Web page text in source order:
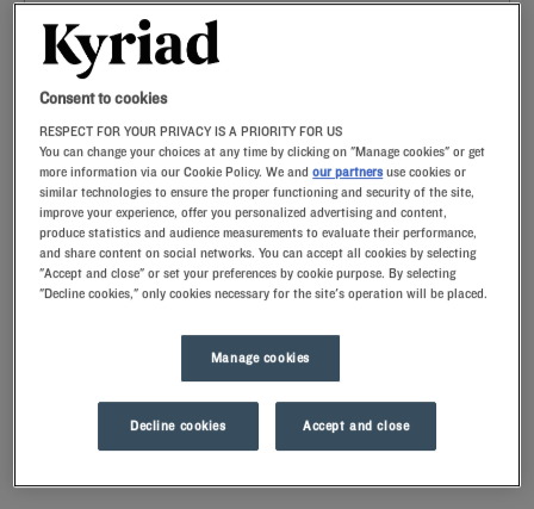
Navigate forward to interact with the calendar and select a date. Press
Navigate backward to interact with
ZNAJDŹ HOTEL
Zarezerwuj pokój w hotelu Kyriad w Dolina Marny i skorzystaj z
naszych usług i udogodnień. Życzymy miłego pobytu w jednym z
Consent to cookies
RESPECT FOR YOUR PRIVACY IS A PRIORITY FOR US
You can change your choices at any time by clicking on "Manage cookies" or get
more information via our Cookie Policy. We andour partners use cookies or
similar technologies to ensure the proper functioning and security of the site,
improve your experience, offer you personalized advertising and content,
produce statistics and audience measurements to evaluate their performance,
and share content on social networks. You can accept all cookies by selecting
"Accept and close" or set your preferences by cookie purpose. By selecting
"Decline cookies," only cookies necessary for the site's operation will be placed.
Manage cookies
Decline cookies Accept and close